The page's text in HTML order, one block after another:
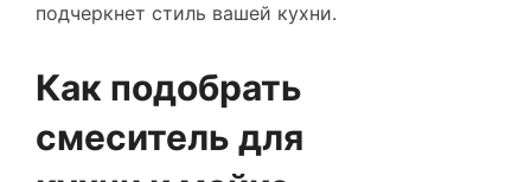
подчеркнет стиль вашей кухни.
Как подобрать
смеситель для